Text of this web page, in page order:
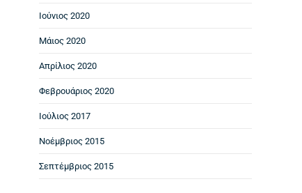
Ιούνιος 2020
Μάιος 2020
Απρίλιος 2020
Φεβρουάριος 2020
Ιούλιος 2017
Νοέμβριος 2015
Σεπτέμβριος 2015